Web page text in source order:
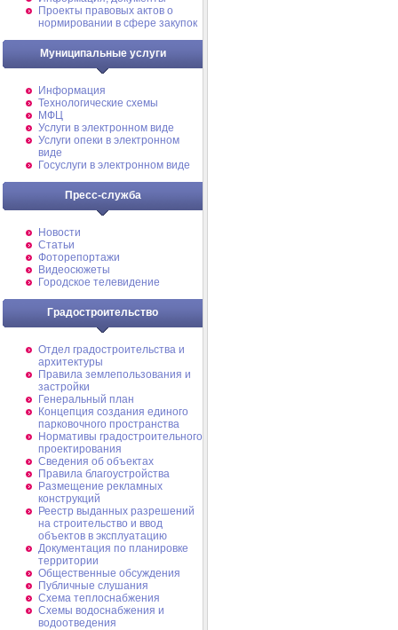
Проекты правовых актов о
нормировании в сфере закупок
Муниципальные услуги
Информация
Технологические схемы
МФЦ
Услуги в электронном виде
Услуги опеки в электронном
виде
Госуслуги в электронном виде
Пресс-служба
Новости
Статьи
Фоторепортажи
Видеосюжеты
Городское телевидение
Градостроительство
Отдел градостроительства и
архитектуры
Правила землепользования и
застройки
Генеральный план
Концепция создания единого
парковочного пространства
Нормативы градостроительного
проектирования
Сведения об объектах
Правила благоустройства
Размещение рекламных
конструкций
Реестр выданных разрешений
на строительство и ввод
объектов в эксплуатацию
Документация по планировке
территории
Общественные обсуждения
Публичные слушания
Схема теплоснабжения
Схемы водоснабжения и
водоотведения